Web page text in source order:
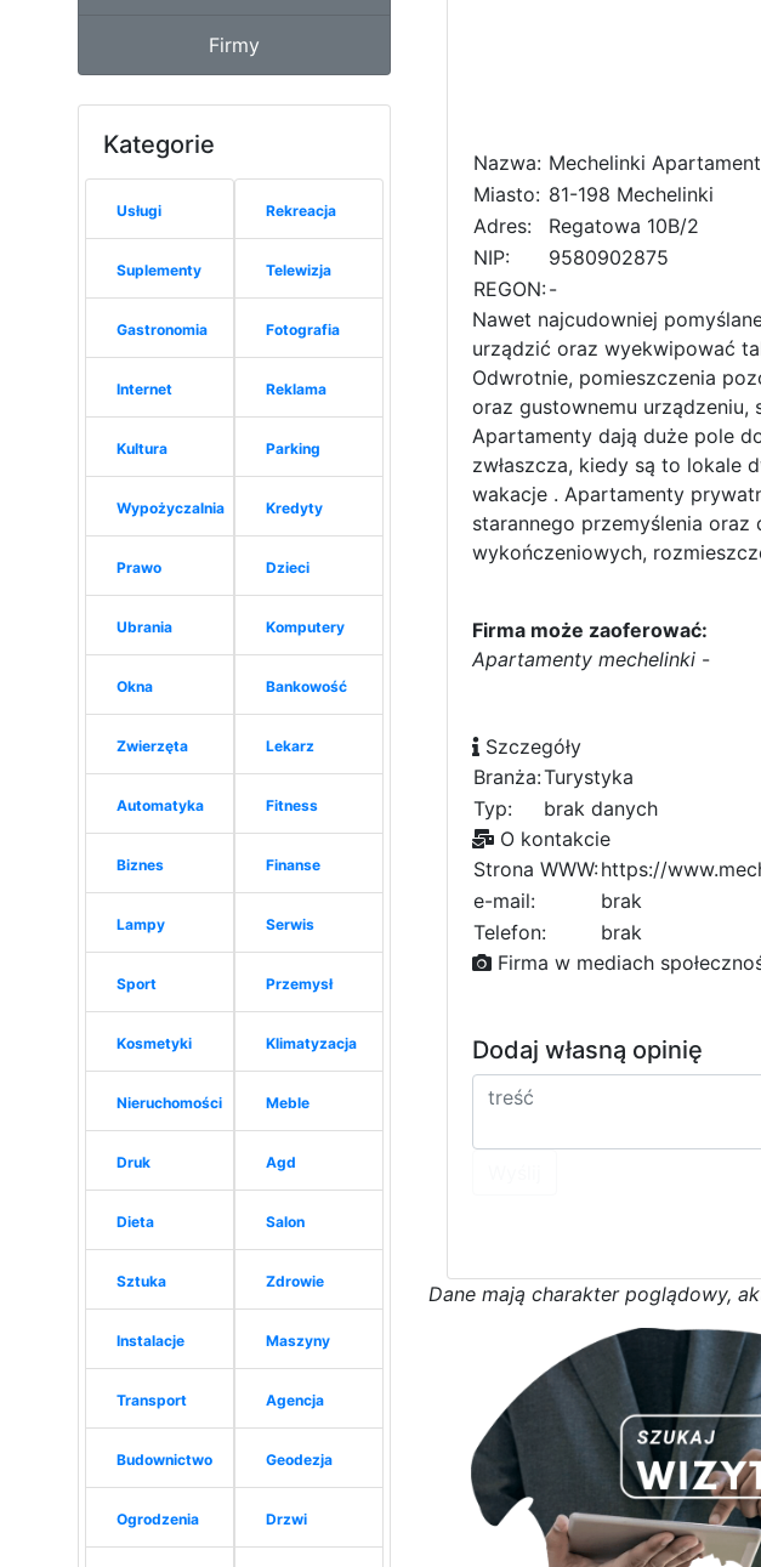
Firmy
Kategorie
Usługi
Suplementy
Gastronomia
Internet
Kultura
Wypożyczalnia
Prawo
Ubrania
Okna
Zwierzęta
Automatyka
Biznes
Lampy
Sport
Kosmetyki
Nieruchomości
Druk
Dieta
Sztuka
Instalacje
Transport
Budownictwo
Ogrodzenia
Rekreacja
Telewizja
Fotografia
Reklama
Parking
Kredyty
Dzieci
Komputery
Bankowość
Lekarz
Fitness
Finanse
Serwis
Przemysł
Klimatyzacja
Meble
Agd
Salon
Zdrowie
Maszyny
Agencja
Geodezja
Drzwi
Nazwa: Mechelinki Apartament
Miasto: 81-198 Mechelinki
Adres:
Regatowa 10B/2
NIP:
9580902875
REGON:-
Nawet najcudowniej
urządzić oraz wyekwipować
Odwrotnie, pomieszczenia
oraz gustownemu urządzeniu,
Apartamenty dają duże pole
zwłaszcza, kiedy są to lokale
wakacje . Apartamenty
starannego przemyślenia oraz
wykończeniowych,
Firma może zaoferować:
Apartamenty mechelinki-
Szczegóły
Branża:Turystyka
Typ:
brak danych
O kontakcie
Strona WWW:https://
e-mail:
brak
Telefon:
brak
Firma w mediach
Dodaj własną opinię
Dane mają charakter poglądowy, ak